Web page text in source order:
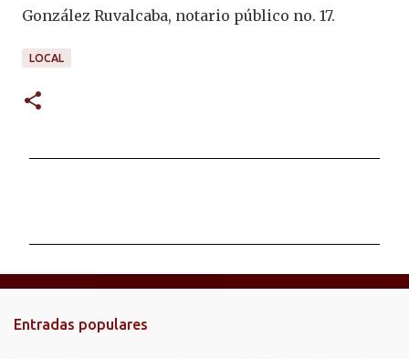
González Ruvalcaba, notario público no. 17.
LOCAL
n
t
Entradas populares